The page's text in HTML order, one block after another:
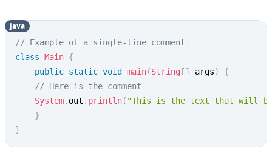
// Example of a single-line comment
class Main {
public static void main(String [ ] args)
{
// Here is the comment
System. out . println( "This is the text that will
}
}
java